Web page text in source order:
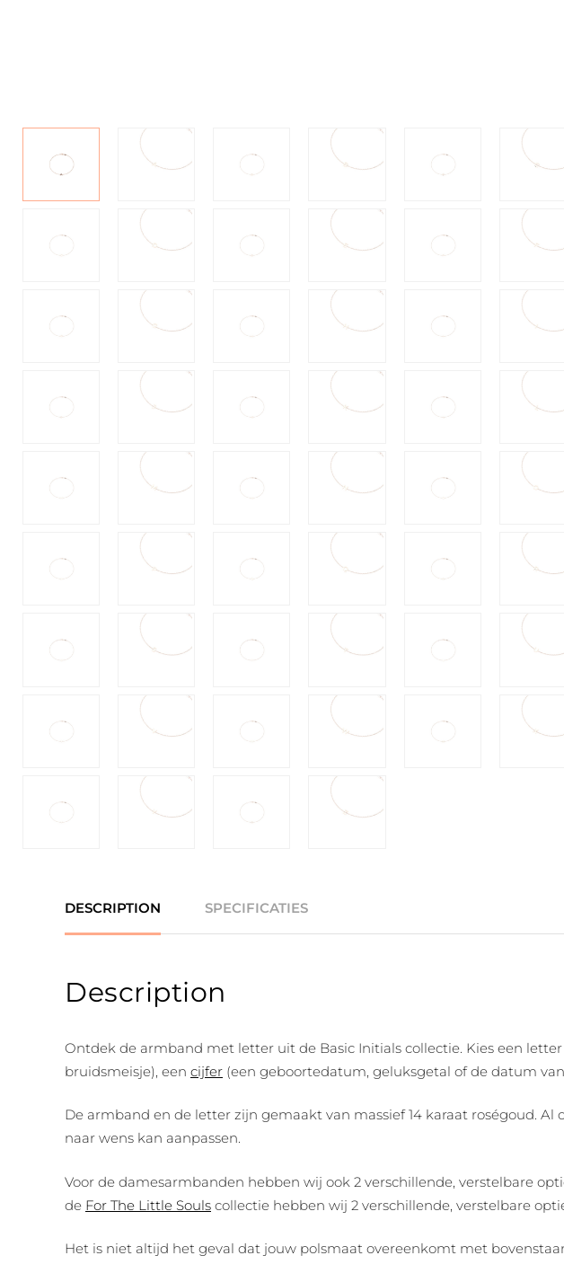
DESCRIPTION SPECIFICATIES
Description
Ontdek de armband met letter uit de Basic Initials collectie. Kies een
bruidsmeisje), een cijfer (een geboortedatum, geluksgetal of de datum
De armband en de letter zijn gemaakt van massief 14 karaat roségoud.
naar wens kan aanpassen.
Voor de damesarmbanden hebben wij ook 2 verschillende, verstelbare
de For The Little Souls collectie hebben wij 2 verschillende, verstelbare
Het is niet altijd het geval dat jouw polsmaat overeenkomt met